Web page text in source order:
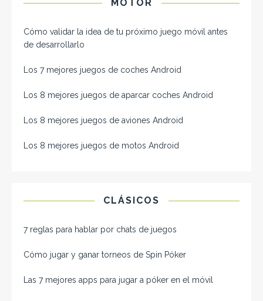
MOTOR
Cómo validar la idea de tu próximo juego móvil antes
de desarrollarlo
Los 7 mejores juegos de coches Android
Los 8 mejores juegos de aparcar coches Android
Los 8 mejores juegos de aviones Android
Los 8 mejores juegos de motos Android
CLÁSICOS
7 reglas para hablar por chats de juegos
Cómo jugar y ganar torneos de Spin Póker
Las 7 mejores apps para jugar a póker en el móvil